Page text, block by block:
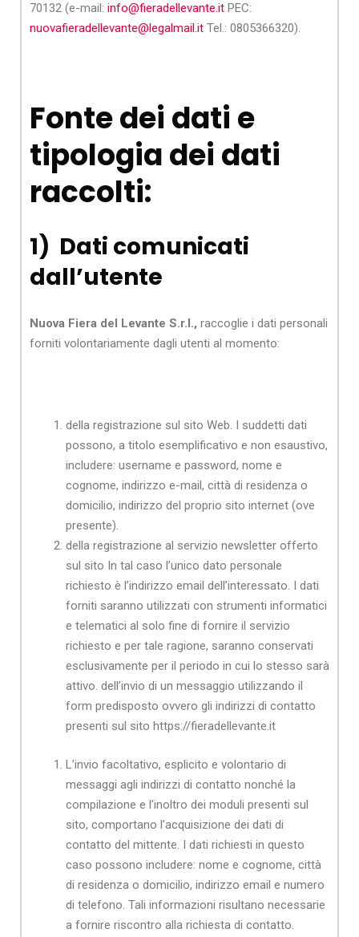
70132 (e-mail: info@fieradellevante.it PEC:
nuovafieradellevante@legalmail.it Tel.: 0805366320).
Fonte dei dati e
tipologia dei dati
raccolti:
1) Dati comunicati
dall’utente
Nuova Fiera del Levante S.r.l., raccoglie i dati personali
forniti volontariamente dagli utenti al momento:
della registrazione sul sito Web. I suddetti dati
possono, a titolo esemplificativo e non esaustivo,
includere: username e password, nome e
cognome, indirizzo e-mail, città di residenza o
domicilio, indirizzo del proprio sito internet (ove
presente).
della registrazione al servizio newsletter offerto
sul sito In tal caso l’unico dato personale
richiesto è l’indirizzo email dell’interessato. I dati
forniti saranno utilizzati con strumenti informatici
e telematici al solo fine di fornire il servizio
richiesto e per tale ragione, saranno conservati
esclusivamente per il periodo in cui lo stesso sarà
attivo. dell’invio di un messaggio utilizzando il
form predisposto ovvero gli indirizzi di contatto
presenti sul sito https://fieradellevante.it
L’invio facoltativo, esplicito e volontario di
messaggi agli indirizzi di contatto nonché la
compilazione e l’inoltro dei moduli presenti sul
sito, comportano l’acquisizione dei dati di
contatto del mittente. I dati richiesti in questo
caso possono includere: nome e cognome, città
di residenza o domicilio, indirizzo email e numero
di telefono. Tali informazioni risultano necessarie
a fornire riscontro alla richiesta di contatto.